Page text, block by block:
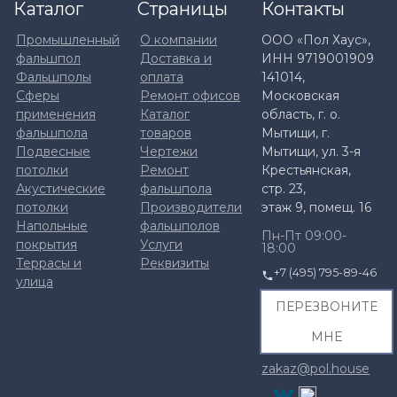
Контакты
ООО «Пол Хаус»,
ИНН 9719001909
141014,
Московская
область, г. о.
Мытищи, г.
Мытищи, ул. 3-я
Крестьянская,
стр. 23,
этаж 9, помещ. 16
Пн-Пт 09:00-
18:00
+7 (495) 795-89-46
ПЕРЕЗВОНИТЕ
МНЕ
zakaz@pol.house
Каталог
Промышленный
фальшпол
Фальшполы
Сферы
применения
фальшпола
Подвесные
потолки
Акустические
потолки
Напольные
покрытия
Террасы и
улица
Страницы
О компании
Доставка и
оплата
Ремонт офисов
Каталог
товаров
Чертежи
Ремонт
фальшпола
Производители
фальшполов
Услуги
Реквизиты